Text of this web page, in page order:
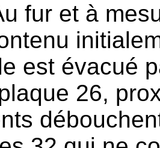
fur et à
est évacué
26,